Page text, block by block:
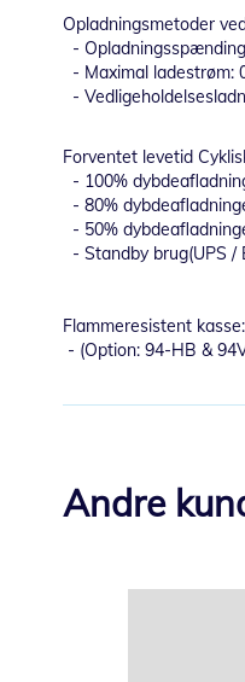
Opladningsmetoder
-
- Maximal ladestrøm:
-
Forventet levetid
- 100%
- 80%
- 50%
- Standby brug(UPS
Flammeresistent kasse:
- (Option: 94-HB &
Andre